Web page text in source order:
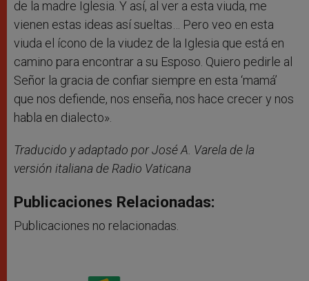
de la madre Iglesia. Y así, al ver a esta viuda, me
vienen estas ideas así sueltas… Pero veo en esta
viuda el ícono de la viudez de la Iglesia que está en
camino para encontrar a su Esposo. Quiero pedirle al
Señor la gracia de confiar siempre en esta ‘mamá’
que nos defiende, nos enseña, nos hace crecer y nos
habla en dialecto».
Traducido y adaptado por José A. Varela de la
versión italiana de Radio Vaticana
Publicaciones Relacionadas:
Publicaciones no relacionadas.